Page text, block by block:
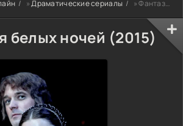
»Драматические сериалы » Фантазия белых ночей (2015)
белых ночей (2015)